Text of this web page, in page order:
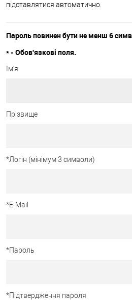
підставлятися автоматично.
Пароль повинен бути не менш 6
* - Обов'язкові поля.
Ім'я
Прізвище
*Логін (мінімум 3 символи)
*E-Mail
*Пароль
*Підтвердження пароля